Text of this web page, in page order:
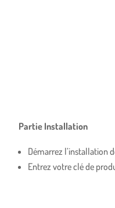
Partie Installation
Démarrez l’installation
Entrez votre clé de